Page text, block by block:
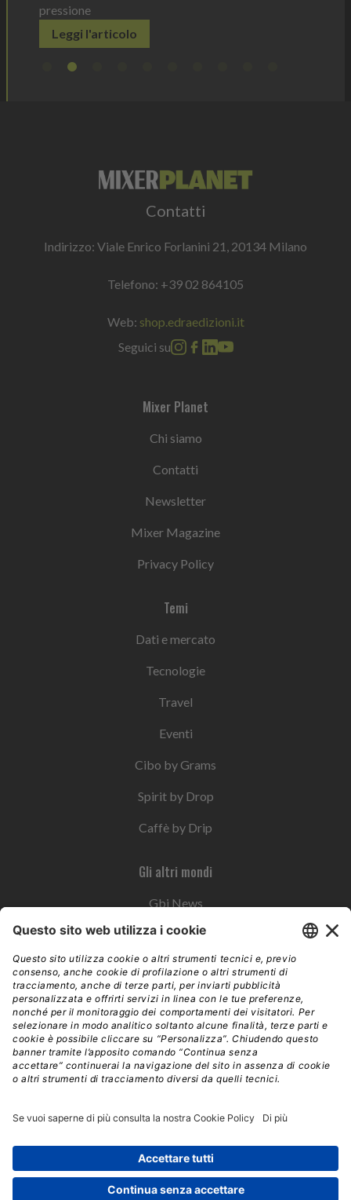
pressione
Leggi l'articolo
Contatti
Indirizzo: Viale Enrico Forlanini 21, 20134 Milano
Telefono: +39 02 864105
Web: shop.edraedizioni.it
Seguici su
Mixer Planet
Chi siamo
Contatti
Newsletter
Mixer Magazine
Privacy Policy
Temi
Dati e mercato
Tecnologie
Travel
Eventi
Cibo by Grams
Spirit by Drop
Caffè by Drip
Gli altri mondi
Gbi News
Instoremag
Esplora il gruppo
Edra Edizioni
Edizioni LSWR
LSWR Group
Mixer è un prodotto del network Edra Edizioni. Direzione, amministrazione,
redazione, pubblicità | © Copyright 2026 – Tutti i diritti riservati | Partita IVA e C.F.
14392510963